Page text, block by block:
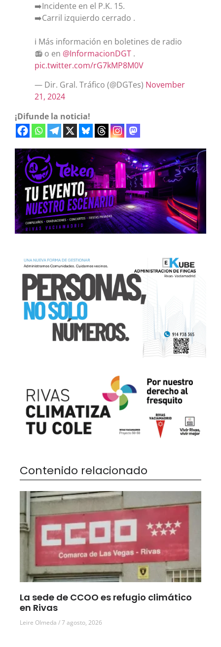
➡️Incidente en el P.K. 15.
➡️Carril izquierdo cerrado .
ℹ️ Más información en boletines de radio
📻 o en @InformacionDGT .
pic.twitter.com/rG7kMP8M0V
— Dir. Gral. Tráfico (@DGTes) November
21, 2024
¡Difunde la noticia!
Contenido relacionado
La sede de CCOO es refugio climático
en Rivas
Leire Olmeda 7 agosto, 2026